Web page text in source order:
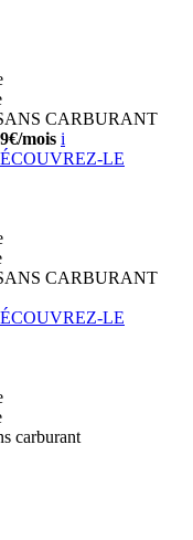
CARBURANT
mois i
LE
CARBURANT
LE
carburant